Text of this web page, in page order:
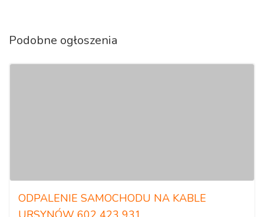
Podobne ogłoszenia
ODPALENIE SAMOCHODU NA KABLE